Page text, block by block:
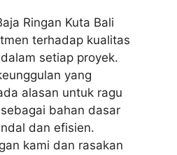
Ringan Kuta Bali
terhadap kualitas
setiap proyek.
yang
alasan untuk ragu
bahan dasar
dan efisien.
kami dan rasakan